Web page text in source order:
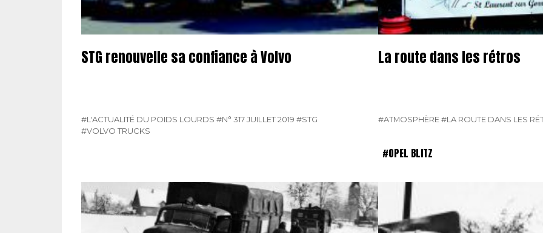
STG renouvelle sa confiance à Volvo
#L'ACTUALITÉ DU POIDS LOURDS #N° 317 JUILLET 2019 #STG
#VOLVO TRUCKS
La route dans les rétros
#ATMOSPHÈRE#LA ROUTE DANS LES
#OPEL BLITZ